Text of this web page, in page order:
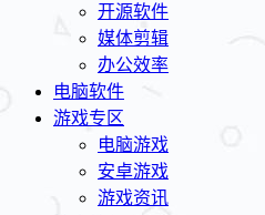
开源软件
媒体剪辑
办公效率
电脑软件
游戏专区
电脑游戏
安卓游戏
游戏资讯